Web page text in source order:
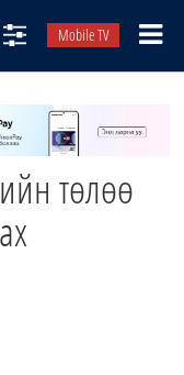
Mobile TV
төлөө